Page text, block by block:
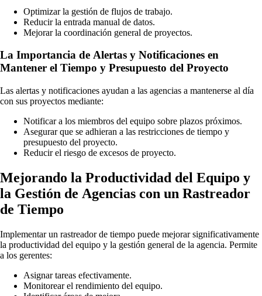
Optimizar la gestión de flujos de trabajo.
Reducir la entrada manual de datos.
Mejorar la coordinación general de proyectos.
La Importancia de Alertas y Notificaciones en
Mantener el Tiempo y Presupuesto del Proyecto
Las alertas y notificaciones ayudan a las agencias a mantenerse al día
con sus proyectos mediante:
Notificar a los miembros del equipo sobre plazos próximos.
Asegurar que se adhieran a las restricciones de tiempo y
presupuesto del proyecto.
Reducir el riesgo de excesos de proyecto.
Mejorando la Productividad del Equipo y
la Gestión de Agencias con un Rastreador
de Tiempo
Implementar un rastreador de tiempo puede mejorar significativamente
la productividad del equipo y la gestión general de la agencia. Permite
a los gerentes:
Asignar tareas efectivamente.
Monitorear el rendimiento del equipo.